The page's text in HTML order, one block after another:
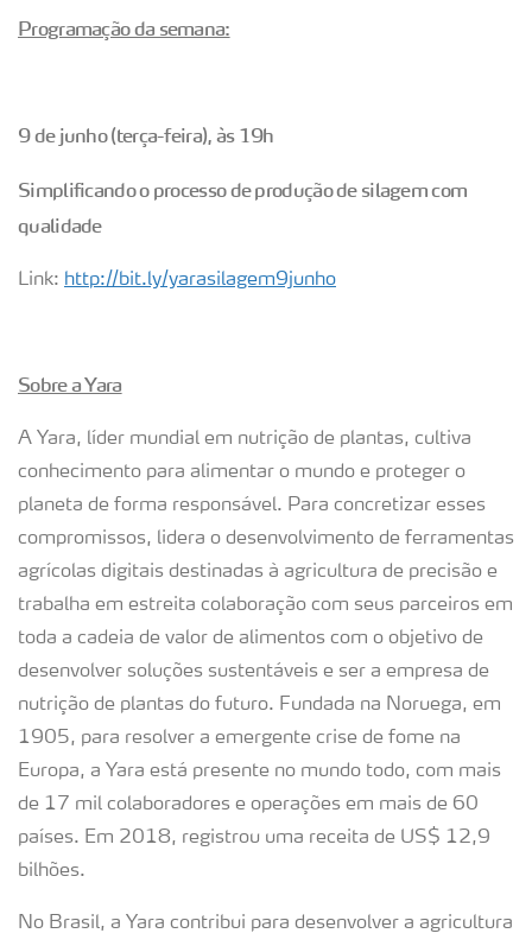
Programação da semana:
9 de junho (terça-feira), às 19h
Simplificando o processo de produção de silagem com
qualidade
Link: http://bit.ly/yarasilagem9junho
Sobre a Yara
A Yara, líder mundial em nutrição de plantas, cultiva
conhecimento para alimentar o mundo e proteger o
planeta de forma responsável. Para concretizar esses
compromissos, lidera o desenvolvimento de ferramentas
agrícolas digitais destinadas à agricultura de precisão e
trabalha em estreita colaboração com seus parceiros em
toda a cadeia de valor de alimentos com o objetivo de
desenvolver soluções sustentáveis e ser a empresa de
nutrição de plantas do futuro. Fundada na Noruega, em
1905, para resolver a emergente crise de fome na
Europa, a Yara está presente no mundo todo, com mais
de 17 mil colaboradores e operações em mais de 60
países. Em 2018, registrou uma receita de US$ 12,9
bilhões.
No Brasil, a Yara contribui para desenvolver a agricultura